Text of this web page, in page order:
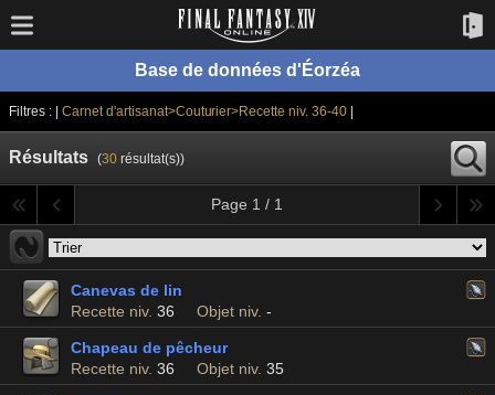
Base de données d'Éorzéa
Filtres : | Carnet d'artisanat>Couturier>Recette niv. 36-40
Résultats (30résultat(s))
Page 1 / 1
Canevas de lin
Recette niv. 36 Objet niv. -
Chapeau de pêcheur
Recette niv. 36 Objet niv. 35